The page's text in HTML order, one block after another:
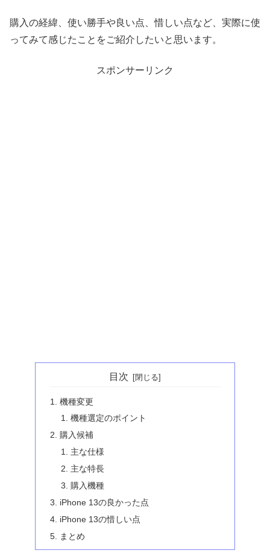
購入の経緯、使い勝手や良い点、惜しい点など、実際に使
ってみて感じたことをご紹介したいと思います。
スポンサーリンク
目次
機種変更
機種選定のポイント
購入候補
主な仕様
主な特長
購入機種
iPhone 13の良かった点
iPhone 13の惜しい点
まとめ